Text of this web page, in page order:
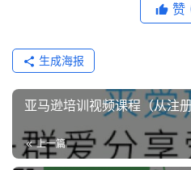
赞
生成海报
亚马逊培训视频课程（从注
上一篇